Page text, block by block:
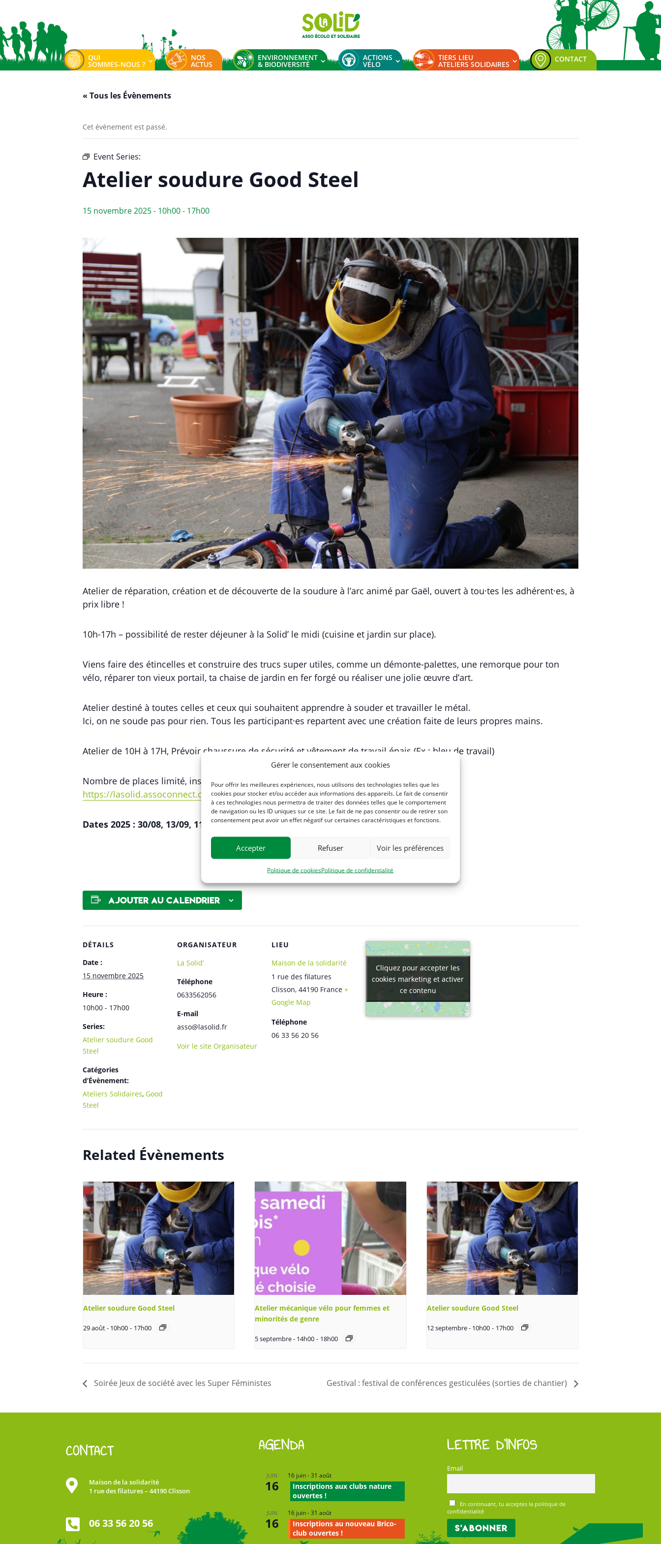
Gérer le consentement aux cookies
Pour offrir les meilleures expériences, nous utilisons des technologies telles que les
cookies pour stocker et/ou accéder aux informations des appareils. Le fait de consentir
à ces technologies nous permettra de traiter des données telles que le comportement
de navigation ou les ID uniques sur ce site. Le fait de ne pas consentir ou de retirer son
consentement peut avoir un effet négatif sur certaines caractéristiques et fonctions.
Accepter Refuser Voir les préférences
Politique de cookiesPolitique de confidentialité
QUI
SOMMES-NOUS ?
NOS
ACTUS
ENVIRONNEMENT
& BIODIVERSITÉ
ACTIONS
VÉLO
TIERS LIEU
ATELIERS SOLIDAIRES
CONTACT
« Tous les Évènements
Cet évènement est passé.
Event Series:
Atelier soudure Good Steel
15 novembre 2025 - 10h00- 17h00
Atelier de réparation, création et de découverte de la soudure à l’arc animé par Gaël, ouvert à tou·tes les adhérent·es, à
prix libre !
10h-17h – possibilité de rester déjeuner à la Solid’ le midi (cuisine et jardin sur place).
Viens faire des étincelles et construire des trucs super utiles, comme un démonte-palettes, une remorque pour ton
vélo, réparer ton vieux portail, ta chaise de jardin en fer forgé ou réaliser une jolie œuvre d’art.
Atelier destiné à toutes celles et ceux qui souhaitent apprendre à souder et travailler le métal.
Ici, on ne soude pas pour rien. Tous les participant·es repartent avec une création faite de leurs propres mains.
Atelier de 10H à 17H, Prévoir chaussure de sécurité et vêtement de travail épais (Ex : bleu de travail)
Nombre de places limité, inscription vivement conseillée, en ligne ici :
https://lasolid.assoconnect.com/collect/description/615010-g-atelier-soudure-good-steel
Dates 2025 : 30/08, 13/09, 11/10, 15/11, 13/12
Ajouter au calendrier
DÉTAILS
Date :
15 novembre 2025
Heure :
10h00 - 17h00
Series:
Atelier soudure Good
Steel
Catégories
d’Évènement:
Ateliers Solidaires, Good
Steel
ORGANISATEUR
La Solid’
Téléphone
0633562056
E-mail
asso@lasolid.fr
Voir le site Organisateur
LIEU
Maison de la solidarité
1 rue des filatures
Clisson, 44190 France +
Google Map
Téléphone
06 33 56 20 56
Cliquez pour accepter les
cookies marketing et activer
ce contenu
Cliquez pour accepter les
cookies marketing et activer
ce contenu
Related Évènements
Atelier soudure Good Steel
29 août - 10h00 - 17h00
Atelier mécanique vélo pour femmes et
minorités de genre
5 septembre - 14h00 - 18h00
Atelier soudure Good Steel
12 septembre - 10h00 - 17h00
Soirée Jeux de société avec les Super Féministes Gestival : festival de conférences gesticulées (sorties de chantier)
CONTACT

Maison de la solidarité
1 rue des filatures – 44190 Clisson
 06 33 56 20 56
AGENDA
JUIN
16
16 juin-31 août
Inscriptions aux clubs nature
ouvertes !
JUIN
16
16 juin-31 août
Inscriptions au nouveau Brico-
club ouvertes !
LETTRE D’INFOS
Email
En continuant, tu acceptes la politique de
confidentialité